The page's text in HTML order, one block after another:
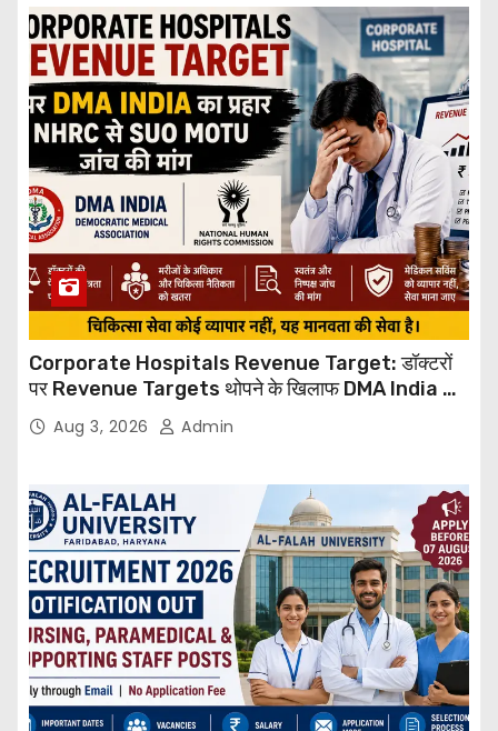
Corporate Hospitals Revenue Target: डॉक्टरों
पर Revenue Targets थोपने के खिलाफ DMA India का
बड़ा कदम, NHRC से Suo Motu जांच की मांग
Aug 3, 2026 Admin